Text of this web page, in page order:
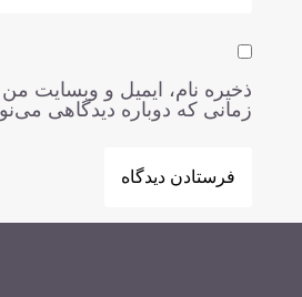
ذخیره نام، ایمیل و وبسایت
زمانی که دوباره دیدگاهی